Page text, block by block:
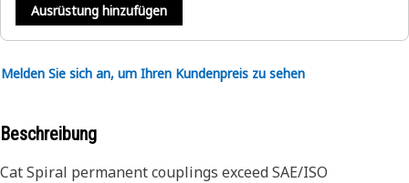
Ausrüstung hinzufügen
Melden Sie sich an, um Ihren Kundenpreis zu sehen
Beschreibung
Cat Spiral permanent couplings exceed SAE/ISO